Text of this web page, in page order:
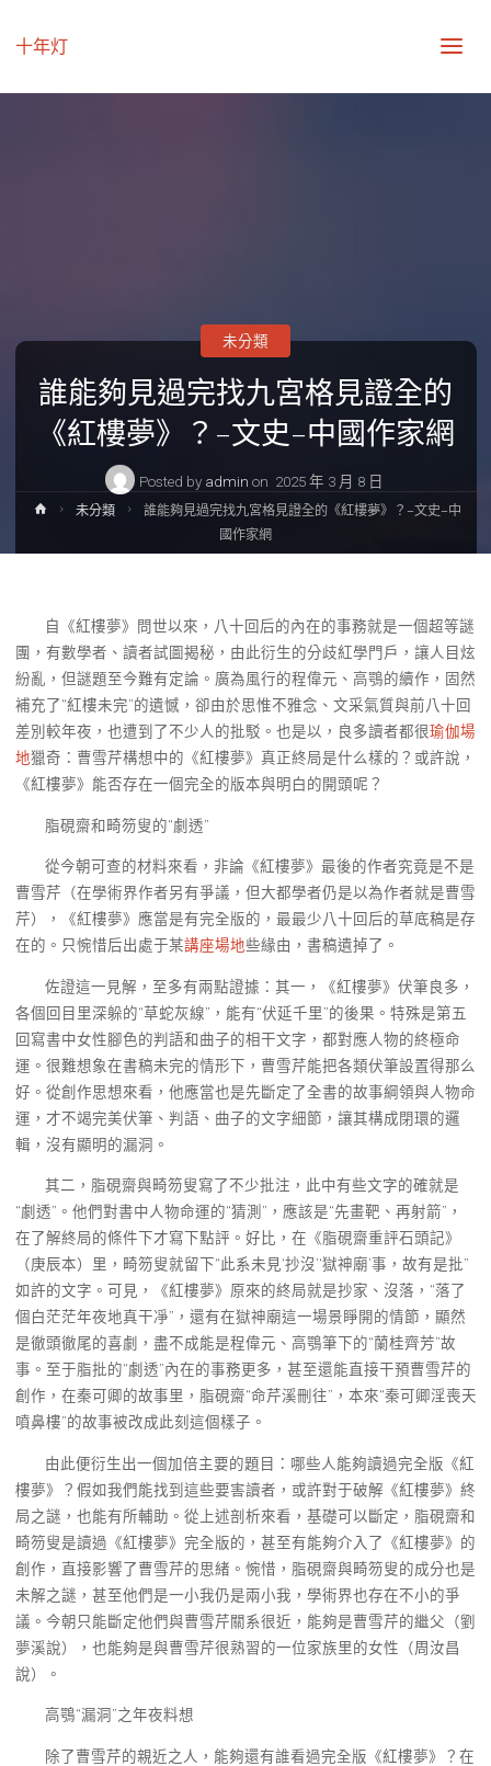
十年灯
誰能夠見過完找九宮格見證全的
《紅樓夢》？–文史–中國作家網
Posted by admin on 2025 年 3 月 8 日
未分類
Home未分類
誰能夠見過完找九宮格見證全的《紅樓夢》？–文史–中
國作家網
自《紅樓夢》問世以來，八十回后的內在的事務就是一個超等謎
團，有數學者、讀者試圖揭秘，由此衍生的分歧紅學門戶，讓人目炫
紛亂，但謎題至今難有定論。廣為風行的程偉元、高鶚的續作，固然
補充了“紅樓未完”的遺憾，卻由於思惟不雅念、文采氣質與前八十回
差別較年夜，也遭到了不少人的批駁。也是以，良多讀者都很瑜伽場
地獵奇：曹雪芹構想中的《紅樓夢》真正終局是什么樣的？或許說，
《紅樓夢》能否存在一個完全的版本與明白的開頭呢？
脂硯齋和畸笏叟的“劇透”
從今朝可查的材料來看，非論《紅樓夢》最後的作者究竟是不是
曹雪芹（在學術界作者另有爭議，但大都學者仍是以為作者就是曹雪
芹），《紅樓夢》應當是有完全版的，最最少八十回后的草底稿是存
在的。只惋惜后出處于某講座場地些緣由，書稿遺掉了。
佐證這一見解，至多有兩點證據：其一，《紅樓夢》伏筆良多，
各個回目里深躲的“草蛇灰線”，能有“伏延千里”的後果。特殊是第五
回寫書中女性腳色的判語和曲子的相干文字，都對應人物的終極命
運。很難想象在書稿未完的情形下，曹雪芹能把各類伏筆設置得那么
好。從創作思想來看，他應當也是先斷定了全書的故事綱領與人物命
運，才不竭完美伏筆、判語、曲子的文字細節，讓其構成閉環的邏
輯，沒有顯明的漏洞。
其二，脂硯齋與畸笏叟寫了不少批注，此中有些文字的確就是
“劇透”。他們對書中人物命運的“猜測”，應該是“先畫靶、再射箭”，
在了解終局的條件下才寫下點評。好比，在《脂硯齋重評石頭記》
（庚辰本）里，畸笏叟就留下“此系未見‘抄沒’‘獄神廟’事，故有是批”
如許的文字。可見，《紅樓夢》原來的終局就是抄家、沒落，“落了
個白茫茫年夜地真干凈”，還有在獄神廟這一場景睜開的情節，顯然
是徹頭徹尾的喜劇，盡不成能是程偉元、高鶚筆下的“蘭桂齊芳”故
事。至于脂批的“劇透”內在的事務更多，甚至還能直接干預曹雪芹的
創作，在秦可卿的故事里，脂硯齋“命芹溪刪往”，本來“秦可卿淫喪天
噴鼻樓”的故事被改成此刻這個樣子。
由此便衍生出一個加倍主要的題目：哪些人能夠讀過完全版《紅
樓夢》？假如我們能找到這些要害讀者，或許對于破解《紅樓夢》終
局之謎，也能有所輔助。從上述剖析來看，基礎可以斷定，脂硯齋和
畸笏叟是讀過《紅樓夢》完全版的，甚至有能夠介入了《紅樓夢》的
創作，直接影響了曹雪芹的思緒。惋惜，脂硯齋與畸笏叟的成分也是
未解之謎，甚至他們是一小我仍是兩小我，學術界也存在不小的爭
議。今朝只能斷定他們與曹雪芹關系很近，能夠是曹雪芹的繼父（劉
夢溪說），也能夠是與曹雪芹很熟習的一位家族里的女性（周汝昌
說）。
高鶚“漏洞”之年夜料想
除了曹雪芹的親近之人，能夠還有誰看過完全版《紅樓夢》？在